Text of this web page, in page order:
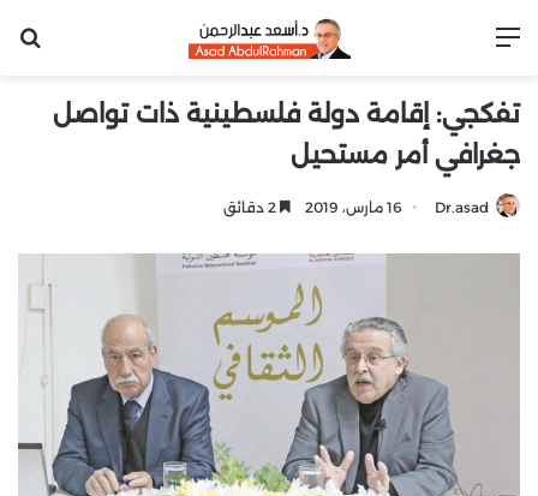
تفكجي: إقامة دولة فلسطينية ذات تواصل
جغرافي أمر مستحيل
Dr.asad 16 مارس، 2019